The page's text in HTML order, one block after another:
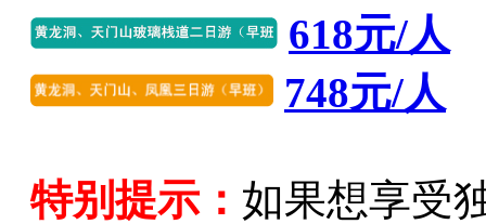
618元/人
748元/人
特别提示： 如果想享受